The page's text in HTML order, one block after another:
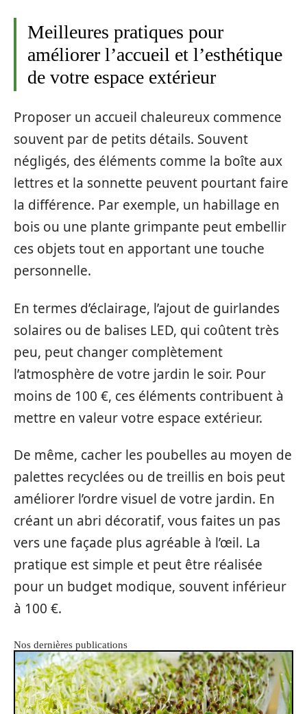
Meilleures pratiques pour
améliorer l’accueil et l’esthétique
de votre espace extérieur
Proposer un accueil chaleureux commence
souvent par de petits détails. Souvent
négligés, des éléments comme la boîte aux
lettres et la sonnette peuvent pourtant faire
la différence. Par exemple, un habillage en
bois ou une plante grimpante peut embellir
ces objets tout en apportant une touche
personnelle.
En termes d’éclairage, l’ajout de guirlandes
solaires ou de balises LED, qui coûtent très
peu, peut changer complètement
l’atmosphère de votre jardin le soir. Pour
moins de 100 €, ces éléments contribuent à
mettre en valeur votre espace extérieur.
De même, cacher les poubelles au moyen de
palettes recyclées ou de treillis en bois peut
améliorer l’ordre visuel de votre jardin. En
créant un abri décoratif, vous faites un pas
vers une façade plus agréable à l’œil. La
pratique est simple et peut être réalisée
pour un budget modique, souvent inférieur
à 100 €.
Nos dernières publications